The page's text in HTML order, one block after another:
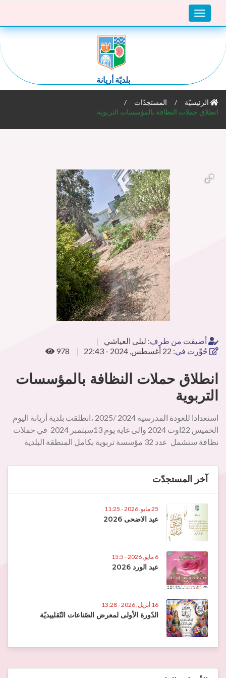
Toggle
navigation
بلديّة أريانة
الرئيسيّة
المستجدّات
انطلاق حملات النظافة بالمؤسسات التربوية
أضيفت من طرف: ليلى العياشي
حُوِّرت في: 22 أغسطس, 2024 - 22:43 978
انطلاق حملات النظافة بالمؤسسات
التربوية
استعدادا للعودة المدرسية 2024 /2025 ،انطلقت بلدية أريانة اليوم
الخميس 22اوت 2024 والى غاية يوم 13سبتمبر 2024 في حملات
نظافة ستشمل عدد 32 مؤسسة تربوية بكامل المنطقة البلدية
آخر المستجدّت
25 مايو, 2026 - 11:25
عيد الاضحى 2026
6 مايو, 2026 - 15:5
عيد الورد 2026
16 أبريل, 2026 - 13:28
الدّورة الأولى لمعرض الصّناعات التّقلييديّة